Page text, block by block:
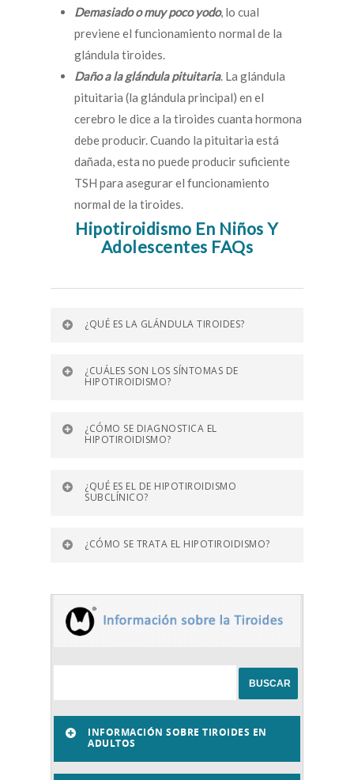
Demasiado o muy poco yodo, lo cual
previene el funcionamiento normal de la
glándula tiroides.
Daño a la glándula pituitaria. La glándula
pituitaria (la glándula principal) en el
cerebro le dice a la tiroides cuanta hormona
debe producir. Cuando la pituitaria está
dañada, esta no puede producir suficiente
TSH para asegurar el funcionamiento
normal de la tiroides.
Hipotiroidismo En Niños Y
Adolescentes FAQs
¿QUÉ ES LA GLÁNDULA TIROIDES?
¿CUÁLES SON LOS SÍNTOMAS DE
HIPOTIROIDISMO?
¿CÓMO SE DIAGNOSTICA EL
HIPOTIROIDISMO?
¿QUÉ ES EL DE HIPOTIROIDISMO
SUBCLÍNICO?
¿CÓMO SE TRATA EL HIPOTIROIDISMO?
INFORMACIÓN SOBRE TIROIDES EN
ADULTOS